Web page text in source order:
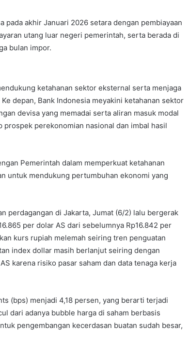
pada akhir Januari 2026 setara dengan pembiayaan
utang luar negeri pemerintah, serta berada di
bulan impor.
ketahanan sektor eksternal serta menjaga
depan, Bank Indonesia meyakini ketahanan sektor
devisa yang memadai serta aliran masuk modal
perekonomian nasional dan imbal hasil
Pemerintah dalam memperkuat ketahanan
untuk mendukung pertumbuhan ekonomi yang
perdagangan di Jakarta, Jumat (6/2) lalu bergerak
per dolar AS dari sebelumnya Rp16.842 per
kurs rupiah melemah seiring tren penguatan
index dollar masih berlanjut seiring dengan
karena risiko pasar saham dan data tenaga kerja
(bps) menjadi 4,18 persen, yang berarti terjadi
dari adanya bubble harga di saham berbasis
pengembangan kecerdasan buatan sudah besar,